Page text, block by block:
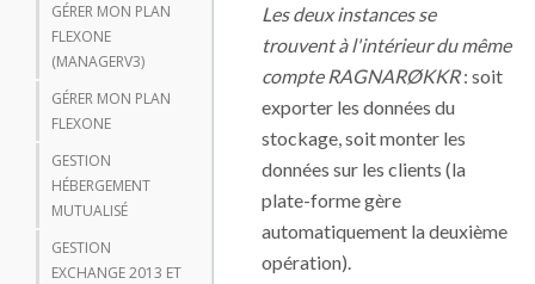
GÉRER MON PLAN
FLEXONE
(MANAGERV3)
GÉRER MON PLAN
FLEXONE
GESTION
HÉBERGEMENT
MUTUALISÉ
GESTION
EXCHANGE 2013 ET
Les deux instances se
trouvent à l'intérieur du même
compte RAGNARØKKR: soit
exporter les données du
stockage, soit monter les
données sur les clients (la
plate-forme gère
automatiquement la deuxième
opération).